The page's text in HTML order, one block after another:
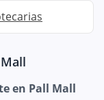
en Pall Mall